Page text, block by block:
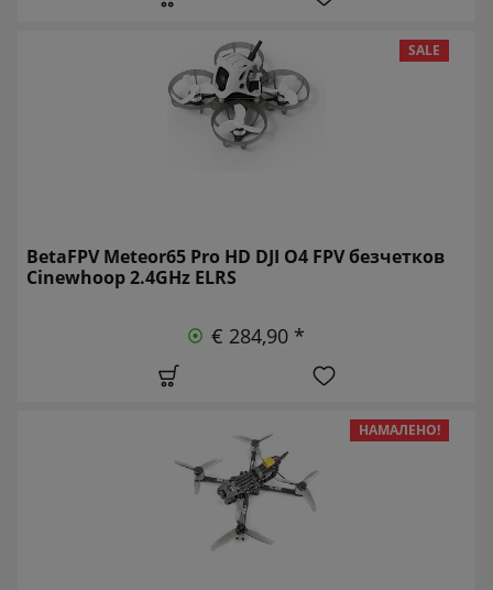
SALE
BetaFPV Meteor65 Pro HD DJI O4 FPV безчетков
Cinewhoop 2.4GHz ELRS
€ 284,90 *
НАМАЛЕНО!